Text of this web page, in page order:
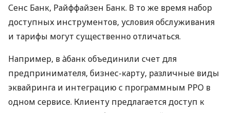
Сенс Банк, Райффайзен Банк. В то же время набор
доступных инструментов, условия обслуживания
и тарифы могут существенно отличаться.
Например, в àбанк объединили счет для
предпринимателя, бизнес-карту, различные виды
эквайринга и интеграцию с программным РРО в
одном сервисе. Клиенту предлагается доступ к